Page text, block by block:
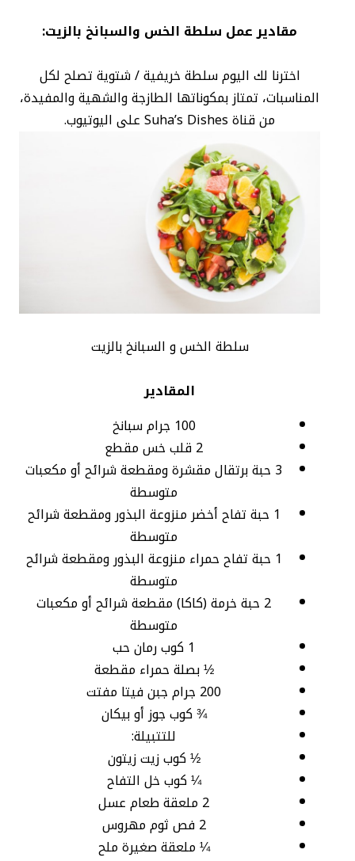
مقادير عمل سلطة الخس والسبانخ بالزيت:
اخترنا لك اليوم سلطة خريفية / شتوية تصلح لكل
المناسبات، تمتاز بمكوناتها الطازجة والشهية والمفيدة،
من قناة Suha’s Dishes على اليوتيوب.
سلطة الخس و السبانخ بالزيت
المقادير
100 جرام سبانخ
2 قلب خس مقطع
3 حبة برتقال مقشرة ومقطعة شرائح أو مكعبات
متوسطة
1 حبة تفاح أخضر منزوعة البذور ومقطعة شرائح
متوسطة
1 حبة تفاح حمراء منزوعة البذور ومقطعة شرائح
متوسطة
2 حبة خرمة (كاكا) مقطعة شرائح أو مكعبات
متوسطة
1 كوب رمان حب
½ بصلة حمراء مقطعة
200 جرام جبن فيتا مفتت
¾ كوب جوز أو بيكان
للتتبيلة:
½ كوب زيت زيتون
¼ كوب خل التفاح
2 ملعقة طعام عسل
2 فص ثوم مهروس
¼ ملعقة صغيرة ملح